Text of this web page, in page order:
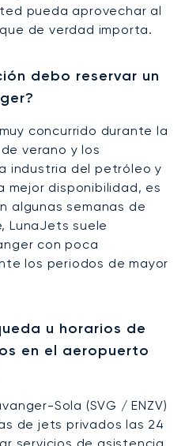
pueda aprovechar al
de verdad importa.
debo reservar un
concurrido durante la
verano y los
industria del petróleo y
mejor disponibilidad, es
algunas semanas de
LunaJets suele
con poca
los periodos de mayor
u horarios de
en el aeropuerto
Sola (SVG / ENZV)
de jets privados las 24
servicios de asistencia